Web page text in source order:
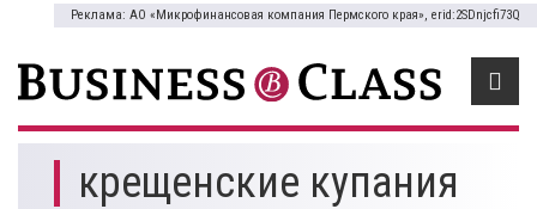
Реклама: АО «Микрофинансовая компания Пермского края», erid:2SDnjcfi73Q
крещенские купания